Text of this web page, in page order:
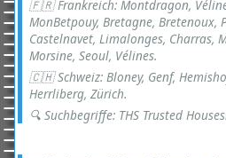
🇫🇷 Frankreich: Montdragon,
MonBetpouy, Bretagne, Bretenoux,
Castelnavet, Limalonges, Charras,
Morsine, Seoul, Vélines.
🇨🇭 Schweiz: Bloney, Genf,
Herrliberg, Zürich.
🔍 Suchbegriffe: THS Trusted